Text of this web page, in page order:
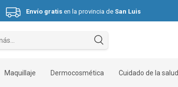
Envío gratis en la provincia de San Luis
Hasta 3 cuotas sin interés.
Maquillaje Dermocosmética Cuidado de la salud